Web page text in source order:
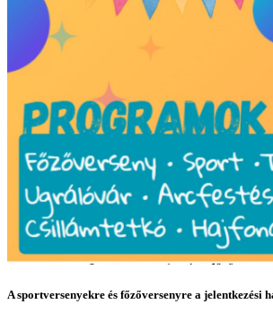
A sportversenyekre és főzőversenyre a jelentkezési